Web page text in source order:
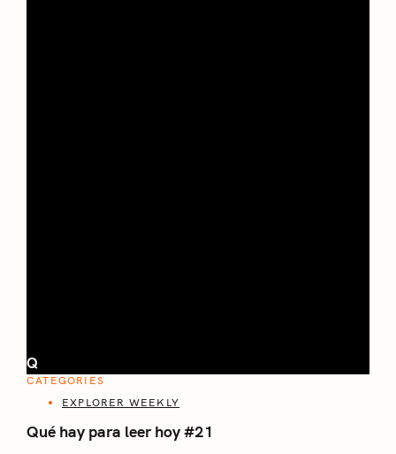
Q
CATEGORIES
EXPLORER WEEKLY
Qué hay para leer hoy #21